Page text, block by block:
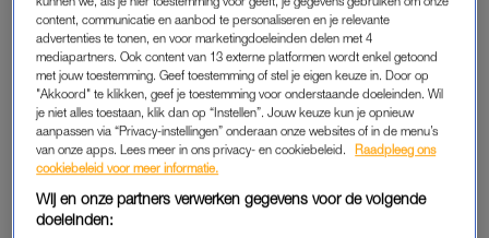
Opvallend is wel datactiviteitenzonder schermen, zoals
spelen, lezen en sporten meestal wel samen met ouders
gebeuren. “Hoewel de beweegredenen van ouders te
begrijpen zijn, zijn zij zich mogelijk niet voldoende bewust van
de behoeften van het kind en de potentiële negatieve
langetermijneffecten op zijn of haar ontwikkeling”, aldus Anouk
Tuijnman, wetenschappelijk onderzoeker van het Trimbos-
instituut.
content, communicatie en aanbod te personaliseren en je relevante
advertenties te tonen, en voor marketingdoeleinden delen met 4
mediapartners. Ook content van 13 externe platformen wordt enkel getoond
met jouw toestemming. Geef toestemming of stel je eigen keuze in. Door op
"Akkoord" te klikken, geef je toestemming voor onderstaande doeleinden. Wil
je niet alles toestaan, klik dan op “Instellen”. Jouw keuze kun je opnieuw
aanpassen via “Privacy-instellingen” onderaan onze websites of in de menu’s
van onze apps. Lees meer in ons privacy- en cookiebeleid.
Raadpleeg ons
cookiebeleid voor meer informatie.
Wij en onze partners verwerken gegevens voor de volgende
doeleinden: